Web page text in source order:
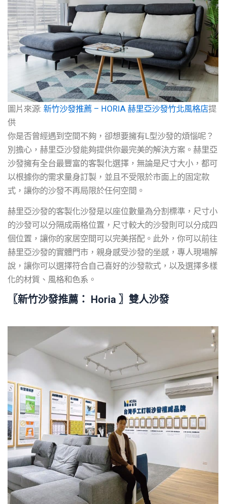
圖片來源: 新竹沙發推薦 – HORIA 赫里亞沙發竹北風格店提
供
你是否曾經遇到空間不夠，卻想要擁有L型沙發的煩惱呢？
別擔心，赫里亞沙發能夠提供你最完美的解決方案。赫里亞
沙發擁有全台最豐富的客製化選擇，無論是尺寸大小，都可
以根據你的需求量身訂製，並且不受限於市面上的固定款
式，讓你的沙發不再局限於任何空間。
赫里亞沙發的客製化沙發是以座位數量為分割標準，尺寸小
的沙發可以分隔成兩格位置，尺寸較大的沙發則可以分成四
個位置，讓你的家居空間可以完美搭配。此外，你可以前往
赫里亞沙發的實體門市，親身感受沙發的坐感，專人現場解
說，讓你可以選擇符合自己喜好的沙發款式，以及選擇多樣
化的材質、風格和色系。
〖新竹沙發推薦 ： Horia 〗雙人沙發